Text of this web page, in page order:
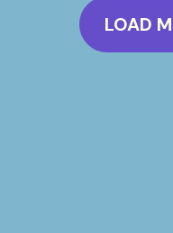
LOAD